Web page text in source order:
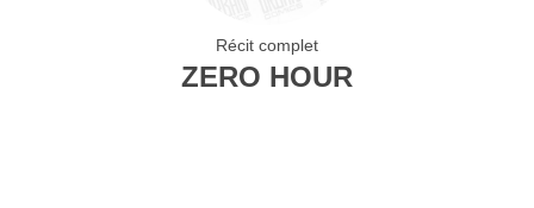
Récit complet
ZERO HOUR